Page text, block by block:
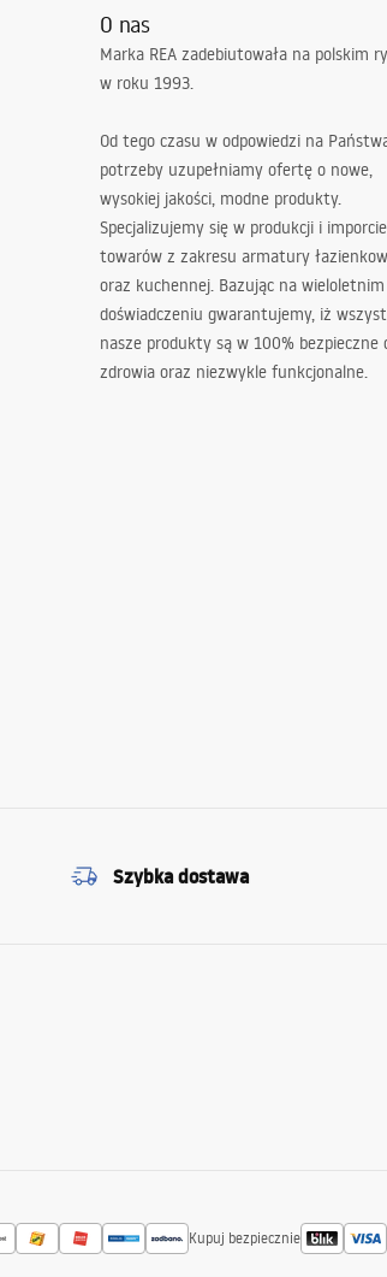
O nas
Marka REA zadebiutowała na polskim
w roku 1993.
Od tego czasu w odpowiedzi na
potrzeby uzupełniamy ofertę o nowe,
wysokiej jakości, modne produkty.
Specjalizujemy się w produkcji i imporcie
towarów z zakresu armatury
oraz kuchennej. Bazując na wieloletnim
doświadczeniu gwarantujemy, iż
nasze produkty są w 100% bezpieczne
zdrowia oraz niezwykle funkcjonalne.
Szybka dostawa
Kupuj bezpiecznie